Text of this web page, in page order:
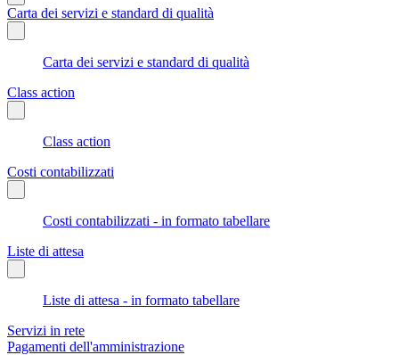
Carta dei servizi e standard di qualità
Carta dei servizi e standard di qualità
Class action
Class action
Costi contabilizzati
Costi contabilizzati - in formato tabellare
Liste di attesa
Liste di attesa - in formato tabellare
Servizi in rete
Pagamenti dell'amministrazione